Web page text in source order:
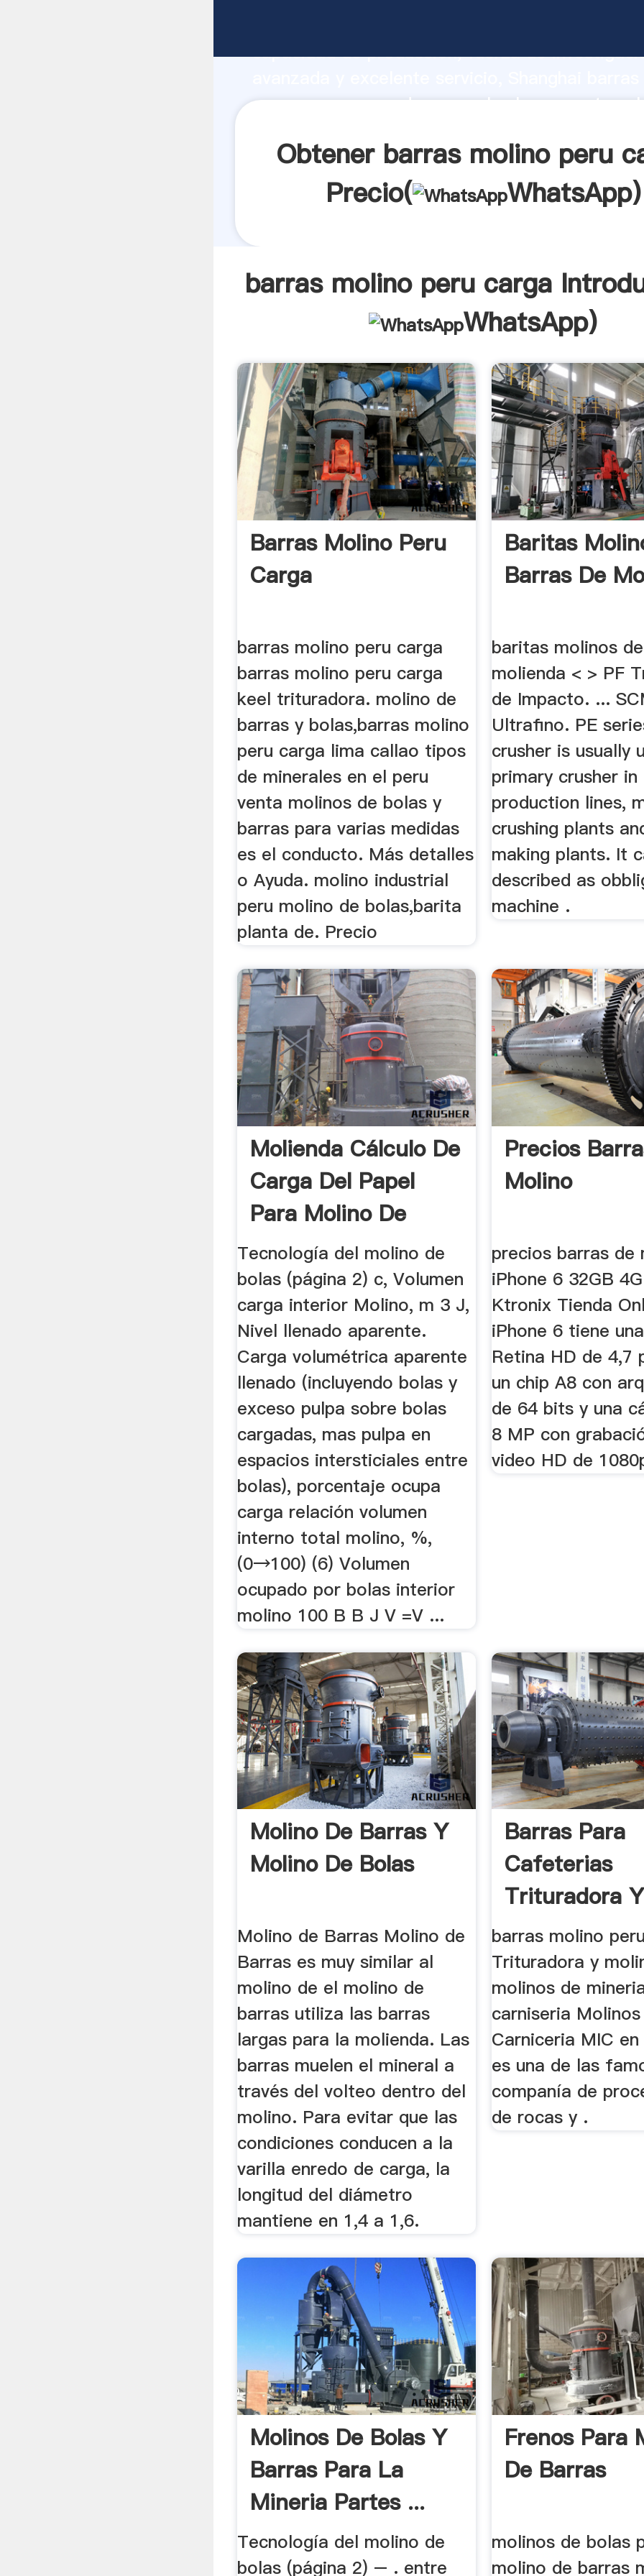
capacidad de producción, fuerza de
peru carga proveedor crea el valor y aporta
Obtener barras molino peru
Precio(
WhatsApp)
barras molino peru carga
WhatsApp)
Barras Molino Peru
Carga
barras molino peru carga
barras molino peru carga
keel trituradora. molino de
barras y bolas,barras molino
peru carga lima callao tipos
de minerales en el peru
venta molinos de bolas y
barras para varias medidas
es el conducto. Más detalles
o Ayuda. molino industrial
peru molino de bolas,barita
planta de. Precio
Baritas
Barras De
baritas molinos
molienda < > PF
de Impacto. ...
Ultrafino. PE
crusher is usually
primary crusher in
production lines,
crushing plants
making plants. It
described as
machine .
Molienda Cálculo De
Carga Del Papel
Para Molino De
Bolas
Tecnología del molino de
bolas (página 2) c, Volumen
carga interior Molino, m 3 J,
Nivel llenado aparente.
Carga volumétrica aparente
llenado (incluyendo bolas y
exceso pulpa sobre bolas
cargadas, mas pulpa en
espacios intersticiales entre
bolas), porcentaje ocupa
carga relación volumen
interno total molino, %,
(0→100) (6) Volumen
ocupado por bolas interior
molino 100 B B J V =V ...
Precios
Molino
precios barras de
iPhone 6 32GB
Ktronix Tienda
iPhone 6 tiene
Retina HD de 4,7
un chip A8 con
de 64 bits y una
8 MP con
video HD de
Molino De Barras Y
Molino De Bolas
Molino de Barras Molino de
Barras es muy similar al
molino de el molino de
barras utiliza las barras
largas para la molienda. Las
barras muelen el mineral a
través del volteo dentro del
molino. Para evitar que las
condiciones conducen a la
varilla enredo de carga, la
longitud del diámetro
mantiene en 1,4 a 1,6.
Barras Para
Cafeterias
Trituradora Y
Molinos
barras molino
Trituradora y
molinos de
carniseria
Carniceria MIC
es una de las
companía de
de rocas y .
Molinos De Bolas Y
Barras Para La
Mineria Partes ...
Tecnología del molino de
bolas (página 2) – . entre
Frenos Para
De Barras
molinos de bolas
molino de barras